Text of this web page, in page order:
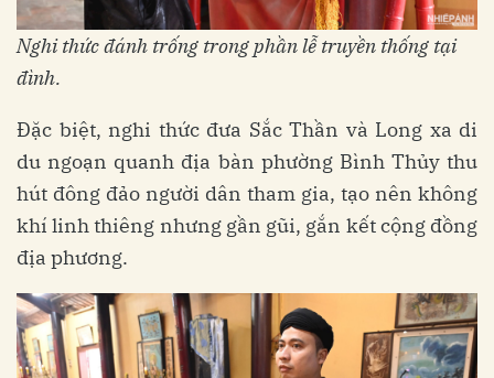
Nghi thức đánh trống trong phần lễ truyền thống tại
đình.
Đặc biệt, nghi thức đưa Sắc Thần và Long xa di
du ngoạn quanh địa bàn phường Bình Thủy thu
hút đông đảo người dân tham gia, tạo nên không
khí linh thiêng nhưng gần gũi, gắn kết cộng đồng
địa phương.